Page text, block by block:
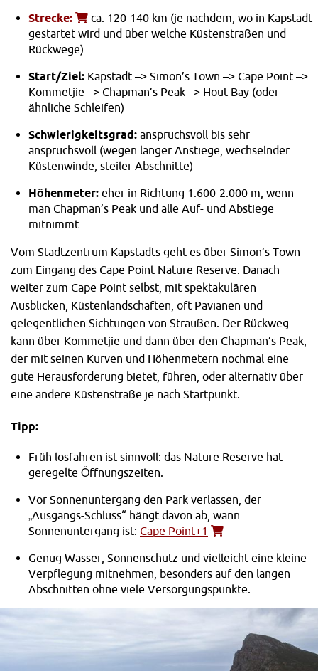
Strecke:
ca. 120-140 km (je nachdem, wo in Kapstadt
gestartet wird und über welche Küstenstraßen und
Rückwege)
Start/Ziel: Kapstadt –> Simon’s Town –> Cape Point –>
Kommetjie –> Chapman’s Peak –> Hout Bay (oder
ähnliche Schleifen)
Schwierigkeitsgrad: anspruchsvoll bis sehr
anspruchsvoll (wegen langer Anstiege, wechselnder
Küstenwinde, steiler Abschnitte)
Höhenmeter: eher in Richtung 1.600-2.000 m, wenn
man Chapman’s Peak und alle Auf- und Abstiege
mitnimmt
Vom Stadtzentrum Kapstadts geht es über Simon’s Town
zum Eingang des Cape Point Nature Reserve. Danach
weiter zum Cape Point selbst, mit spektakulären
Ausblicken, Küstenlandschaften, oft Pavianen und
gelegentlichen Sichtungen von Straußen. Der Rückweg
kann über Kommetjie und dann über den Chapman’s Peak,
der mit seinen Kurven und Höhenmetern nochmal eine
gute Herausforderung bietet, führen, oder alternativ über
eine andere Küstenstraße je nach Startpunkt.
Tipp:
Früh losfahren ist sinnvoll: das Nature Reserve hat
geregelte Öffnungszeiten.
Vor Sonnenuntergang den Park verlassen, der
„Ausgangs-Schluss“ hängt davon ab, wann
Sonnenuntergang ist: Cape Point+1
Genug Wasser, Sonnenschutz und vielleicht eine kleine
Verpflegung mitnehmen, besonders auf den langen
Abschnitten ohne viele Versorgungspunkte.